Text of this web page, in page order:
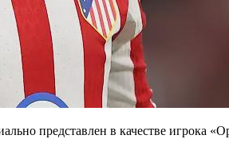
представлен в качестве игрока